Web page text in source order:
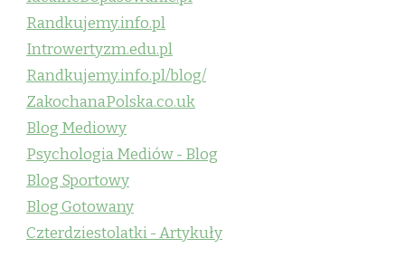
Randkujemy.info.pl
Introwertyzm.edu.pl
Randkujemy.info.pl/blog/
ZakochanaPolska.co.uk
Blog Mediowy
Psychologia Mediów - Blog
Blog Sportowy
Blog Gotowany
Czterdziestolatki - Artykuły